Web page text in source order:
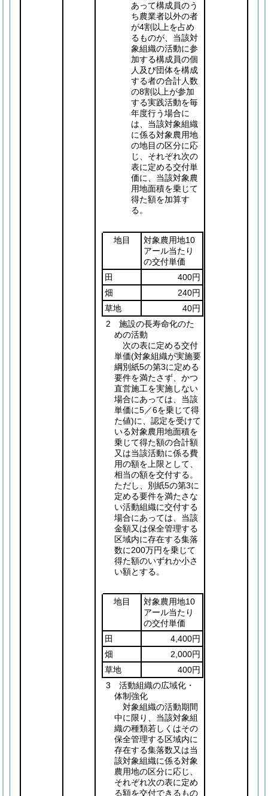
あって構成員のう
ち農業者以外の者
が4割以上を占め
るものが、当該対
象組織の活動に参
加する構成員の個
人及び団体を構成
する者の合計人数
の8割以上が参加
する実践活動を毎
年度行う場合に
は、当該対象組織
に係る対象農用地
の地目の区分に応
じ、それぞれ次の
表に定める交付単
価に、当該対象農
用地面積を乗じて
得た額を加算す
る。
地目
対象農用地10
アール当たり
の交付単価
田
400円
畑
240円
草地
40円
2 施設の長寿命化のた
めの活動
次の表に定める交付
単価(対象組織が実施要
綱別紙5の第3に定める
要件を満たさず、かつ
直営施工を実施しない
場合にあっては、当該
単価に5／6を乗じて得
た値)に、認定を受けて
いる対象農用地面積を
乗じて得た額の合計額
又は当該活動に係る費
用の額を上限として、
相当の額を交付する。
ただし、別紙5の第3に
定める要件を満たさな
い活動組織に交付する
場合にあっては、当該
金額又は保全管理する
区域内に存在する集落
数に200万円を乗じて
得た額のいずれか小さ
い額とする。
地目
対象農用地10
アール当たり
の交付単価
田
4,400円
畑
2,000円
草地
400円
3 活動組織の広域化・
体制強化
対象組織の活動期間
中に限り、当該対象組
織の種類若しくはその
保全管理する区域内に
存在する集落数又は当
該対象組織に係る対象
農用地の区分に応じ、
それぞれ次の表に定め
る額を交付できるもの